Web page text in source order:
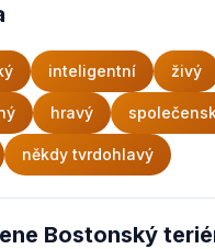
inteligentní živý
hravý
někdy tvrdohlavý
Bostonský